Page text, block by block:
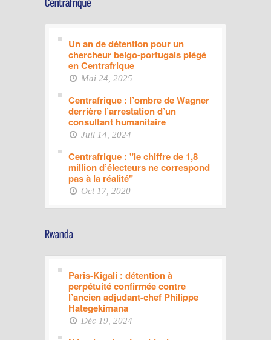
Un an de détention pour un
chercheur belgo-portugais piégé
en Centrafrique
Mai 24, 2025
Centrafrique : l’ombre de Wagner
derrière l’arrestation d’un
consultant humanitaire
Juil 14, 2024
Centrafrique : "le chiffre de 1,8
million d’électeurs ne correspond
pas à la réalité"
Oct 17, 2020
Paris-Kigali : détention à
perpétuité confirmée contre
l’ancien adjudant-chef Philippe
Hategekimana
Déc 19, 2024